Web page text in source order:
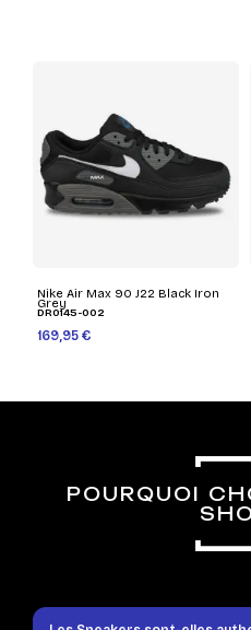
Nike Air Max 90 J22 Black Iron
Grey
DR0145-002
169,95 €
POURQUOI